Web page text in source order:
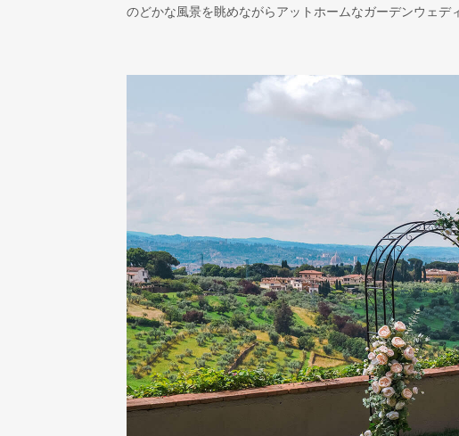
のどかな風景を眺めながらアットホームなガーデンウェデ